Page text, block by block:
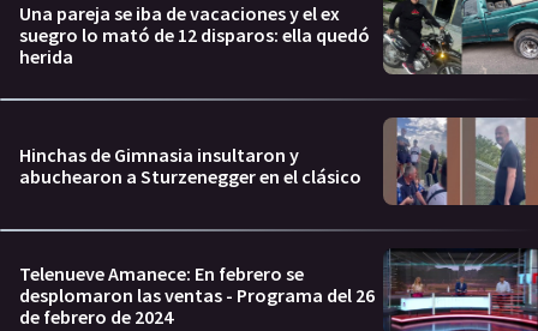
Una pareja se iba de vacaciones y el ex
suegro lo mató de 12 disparos: ella quedó
herida
Hinchas de Gimnasia insultaron y
abuchearon a Sturzenegger en el clásico
Telenueve Amanece: En febrero se
desplomaron las ventas - Programa del 26
de febrero de 2024